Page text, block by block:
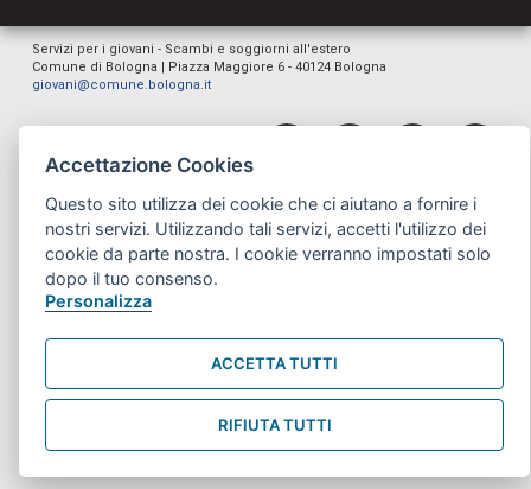
Servizi per i giovani - Scambi e soggiorni all'estero
Comune di Bologna | Piazza Maggiore 6 - 40124 Bologna
giovani@comune.bologna.it
Accettazione Cookies
Questo sito utilizza dei cookie che ci aiutano a fornire i
nostri servizi. Utilizzando tali servizi, accetti l'utilizzo dei
cookie da parte nostra. I cookie verranno impostati solo
dopo il tuo consenso.
Personalizza
ACCETTA TUTTI
RIFIUTA TUTTI